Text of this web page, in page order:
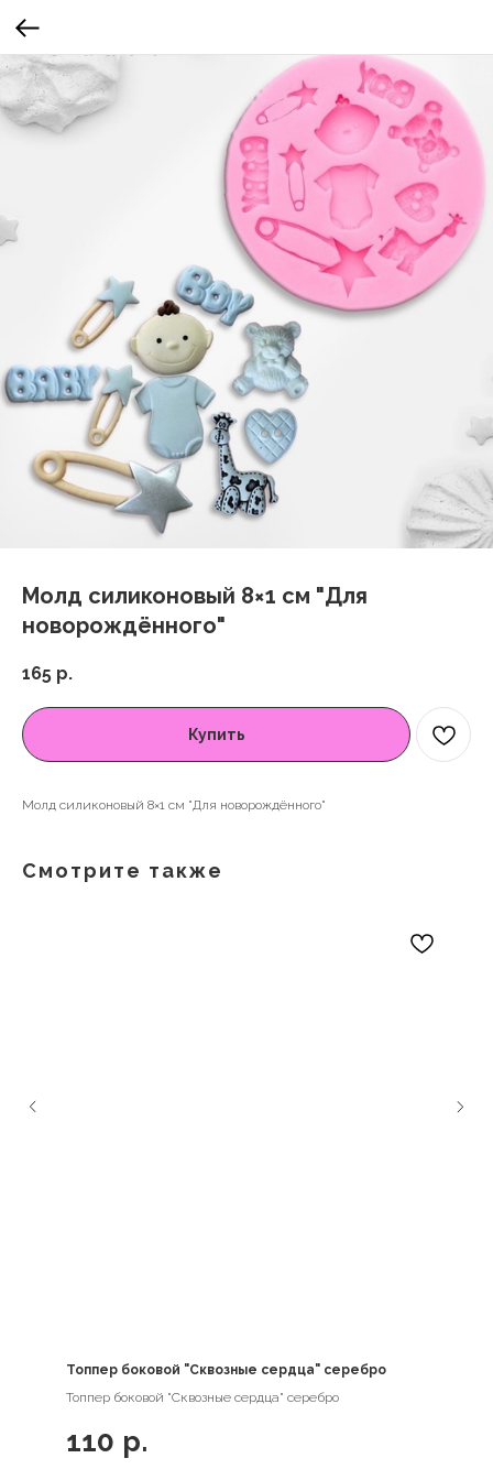
Молд силиконовый 8×1 см "Для
новорождённого"
165 р.
Купить
Молд силиконовый 8×1 см "Для новорождённого"
Смотрите также
Топпер боковой "Сквозные сердца" серебро
Топпер боковой "Сквозные сердца" серебро
110 р.